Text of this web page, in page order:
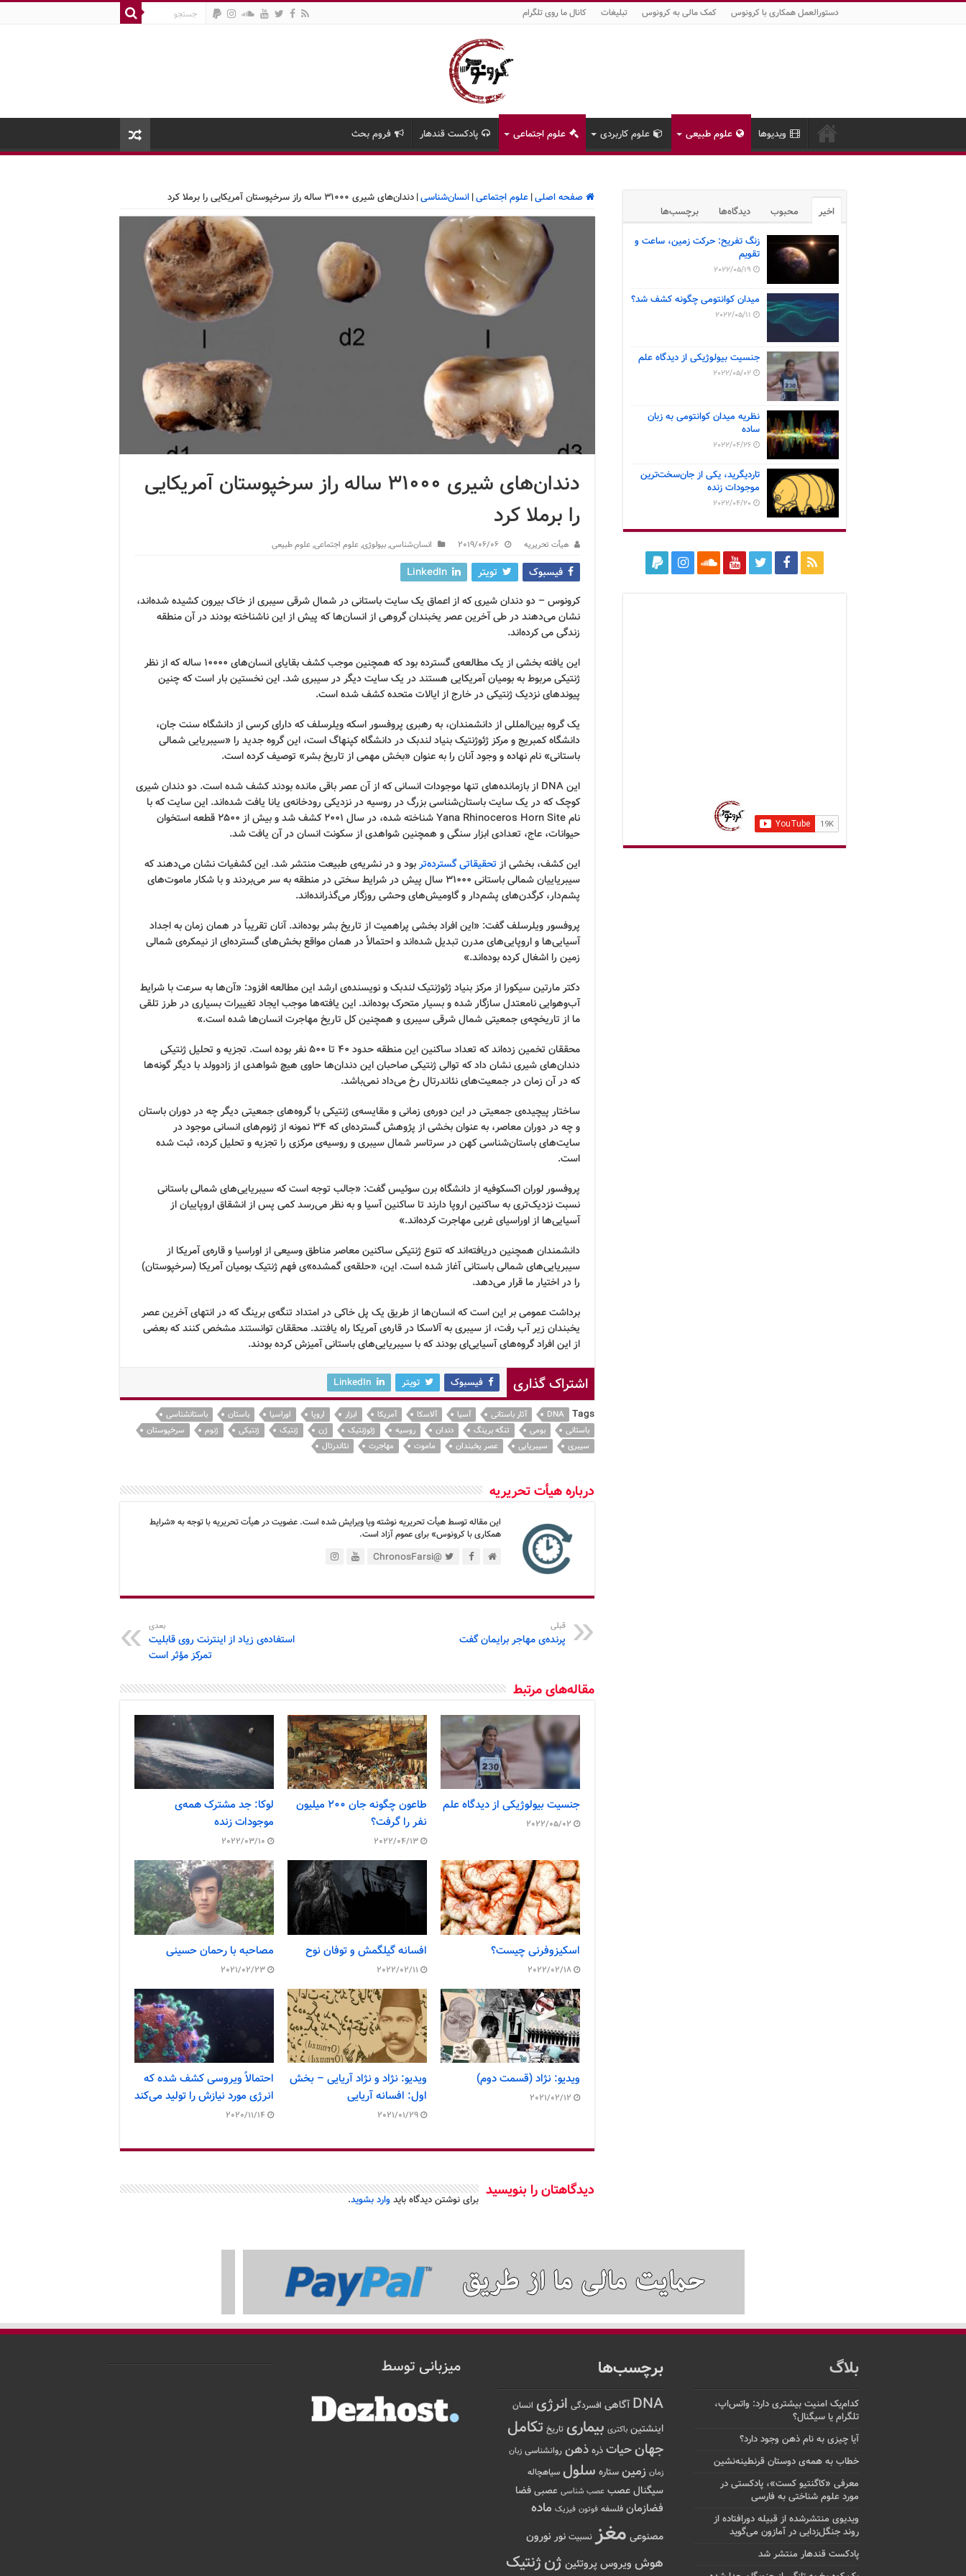
دستورالعمل همکاری با کرونوس کمک مالی به کرونوس تبلیغات کانال ما روی تلگرام
ویدیوها علوم طبیعی علوم کاربردی علوم اجتماعی پادکست قندهار فروم بحث
صفحه اصلی| علوم اجتماعی| انسان‌شناسی| دندان‌های شیری ۳۱۰۰۰ ساله راز سرخپوستان آمریکایی را برملا کرد
دندان‌های شیری ۳۱۰۰۰ ساله راز سرخپوستان آمریکایی
را برملا کرد
هیأت تحریریه 2019/06/06 انسان‌شناسی,بیولوژی,علوم اجتماعی,علوم طبیعی
فیسبوک تویتر
LinkedIn
کرونوس – دو دندان شیری که از اعماق یک سایت باستانی در شمال شرقی سیبری از خاک بیرون کشیده شده‌اند،
نشان می‌دهند در طی آخرین عصر یخبندان گروهی از انسان‌ها که پیش از این ناشناخته بودند در آن منطقه
زندگی می کرده‌اند.
این یافته بخشی از یک مطالعه‌ی گسترده بود که همچنین موجب کشف بقایای انسان‌های 10000 ساله که از نظر
ژنتیکی مربوط به بومیان آمریکایی هستند در یک سایت دیگر در سیبری شد. این نخستین بار است که چنین
پیوندهای نزدیک ژنتیکی در خارج از ایالات متحده کشف شده است.
یک گروه بین‌المللی از دانشمندان، به رهبری پروفسور اسکه ویلرسلف که دارای کرسی از دانشگاه سنت جان،
دانشگاه کمبریج و مرکز ژئوژنتیک بنیاد لندبک در دانشگاه کپنهاگ است، این گروه جدید را «سیبریایی شمالی
باستانی» نام نهاده و وجود آنان را به عنوان «بخش مهمی از تاریخ بشر» توصیف کرده است.
این DNA از بازمانده‌های تنها موجودات انسانی که از آن عصر باقی مانده بودند کشف شده است. دو دندان شیری
کوچک که در یک سایت باستان‌شناسی بزرگ در روسیه در نزدیکی رودخانه‌ی یانا یافت شده‌اند. این سایت که با
نام Yana Rhinoceros Horn Site شناخته شده، در سال 2001 کشف شد و بیش از 2500 قطعه استخوان
حیوانات، عاج، تعدادی ابزار سنگی و همچنین شواهدی از سکونت انسان در آن یافت شد.
این کشف، بخشی ازتحقیقاتی گسترده‌‌تربود و در نشریه‌ی طبیعت منتشر شد. این کشفیات نشان می‌دهند که
سیبریاییان شمالی باستانی 31000 سال پیش در شرایط سختی در منطقه به سر می‌بردند و با شکار ماموت‌های
پشم‌دار، کرگدن‌های پشم‌دار و گاومیش‌های وحشی روزگار می‌گذرانده‌اند.
پروفسور ویلرسلف گفت: «این افراد بخشی پراهمیت از تاریخ بشر بوده‌اند. آنان تقریباً در همان زمان به اجداد
آسیایی‌ها و اروپایی‌های مدرن تبدیل شده‌اند و احتمالاً در همان مواقع بخش‌های گسترده‌ای از نیمکره‌ی شمالی
زمین را اشغال کرده بوده‌اند.»
دکتر مارتین سیکورا از مرکز بنیاد ژئوژنتیک لندبک و نویسنده‌ی ارشد این مطالعه افزود: «آن‌ها به سرعت با شرایط
آب‌وهوایی نامعتدل سازگار شده و بسیار متحرک بوده‌اند. این یافته‌ها موجب ایجاد تغییرات بسیاری در طرز تلقی
ما از تاریخچه‌ی جمعیتی شمال شرقی سیبری و همچنین کل تاریخ مهاجرت انسان‌ها شده است.»
محققان تخمین زده‌اند که تعداد ساکنین این منطقه حدود 40 تا 500 نفر بوده است. تجزیه و تحلیل ژنتیکی
دندان‌های شیری نشان داد که توالی ژنتیکی صاحبان این دندان‌ها حاوی هیچ شواهدی از زادوولد با دیگر گونه‌ها
که در آن زمان در جمعیت‌های نئاندرتال رخ می‌داد نمی‌باشد.
ساختار پیچیده‌ی جمعیتی در این دوره‌ی زمانی و مقایسه‌ی ژنتیکی با گروه‌های جمعیتی دیگر چه در دوران باستان
و چه در دوران معاصر، به عنوان بخشی از پژوهش گسترده‌ای که 34 نمونه از ژنوم‌های انسانی موجود در
سایت‌های باستان‌شناسی کهن در سرتاسر شمال سیبری و روسیه‌ی مرکزی را تجزیه و تحلیل کرده، ثبت شده
است.
پروفسور لوران اکسکوفیه از دانشگاه برن سوئیس گفت: «جالب توجه است که سیبریایی‌های شمالی باستانی
نسبت نزدیک‌تری به ساکنین اروپا دارند تا ساکنین آسیا و به نظر می‌رسد کمی پس از انشقاق اروپاییان از
آسیایی‌ها از اوراسیای غربی مهاجرت کرده‌اند.»
دانشمندان همچنین دریافته‌اند که تنوع ژنتیکی ساکنین معاصر مناطق وسیعی از اوراسیا و قاره‌ی آمریکا از
سیبریایی‌های شمالی باستانی آغاز شده است. این، «حلقه‌ی گمشده»ی فهم ژنتیک بومیان آمریکا (سرخپوستان)
را در اختیار ما قرار می‌دهد.
برداشت عمومی بر این است که انسان‌ها از طریق یک پل خاکی در امتداد تنگه‌ی برینگ که در انتهای آخرین عصر
یخبندان زیر آب رفت، از سیبری به آلاسکا در قاره‌ی آمریکا راه یافتند. محققان توانستند مشخص کنند که بعضی
از این افراد گروه‌های آسیایی‌ای بودند که با سیبریایی‌های باستانی آمیزش کرده بودند.
اشتراک گذاری فیسبوک تویتر LinkedIn
Tags
DNA آثار باستانی آسیا آلاسکا آمریکا ابزار اروپا اوراسیا باستان
باستانشناسی
باستانی
بومی تنگه برینگ دندان روسیه ژئوژنتیک ژن ژنتیک ژنتیکی ژنوم
سرخپوستان
سیبری
سیبریایی عصر یخبندان ماموت مهاجرت نئاندرتال
درباره هیأت تحریریه
این مقاله توسط هیأت تحریریه نوشته ویا ویرایش شده است. عضویت در هیأت تحریریه با توجه به «شرایط
همکاری با کرونوس» برای عموم آزاد است.
@ChronosFarsi
قبلی
پرنده‌ی مهاجر برایمان گفت
بعدی
استفاده‌ی زیاد از اینترنت روی قابلیت
تمرکز مؤثر است
مقاله‌های مرتبط
جنسیت بیولوژیکی از دیدگاه علم
2022/05/02
طاعون چگونه جان ۲۰۰ میلیون
نفر را گرفت؟
2022/04/13
لوکا: جد مشترک همه‌ی
موجودات زنده
2022/03/10
اسکیزوفرنی چیست؟
2022/02/18
افسانه گیلگمش و توفان نوح
2022/02/11
مصاحبه با رحمان حسینی
2021/02/23
ویدیو: نژاد (قسمت دوم)
2021/02/12
ویدیو: نژاد و نژاد آریایی – بخش
اول: افسانه آریایی
2021/01/29
احتمالاً ویروسی کشف شده که
انرژی مورد نیازش را تولید می‌کند
2020/11/14
دیدگاهتان را بنویسید برای نوشتن دیدگاه باید وارد بشوید.
اخیر محبوب دیدگاه‌ها برچسب‌ها
زنگ تفریح: حرکت زمین، ساعت و
تقویم
2022/05/19
میدان کوانتومی چگونه کشف شد؟
2022/05/11
جنسیت بیولوژیکی از دیدگاه علم
2022/05/02
نظریه میدان کوانتومی به زبان
ساده
2022/04/26
تاردیگرید، یکی از جان‌سخت‌ترین
موجودات زنده
2022/04/20
بلاگ
کدام‌یک امنیت بیشتری دارد: واتس‌اپ،
تلگرام یا سیگنال؟
آیا چیزی به نام ذهن وجود دارد؟
خطاب به همه‌ی دوستان قرنطینه‌نشین
معرفی «کاگنتیو کست»، پادکستی در
مورد علوم شناختی به فارسی
ویدیوی منتشرشده از قبیله دورافتاده‌ از
روند جنگل‌زدایی در آمازون می‌گوید
پادکست قندهار منتشر شد
برچسب‌ها
DNA آگاهی افسردگی انرژی انسان
اینشتین باکتری بیماری تاریخ تکامل
جهانحیات ذره ذهن روانشناسی زبان
زمان زمین ستاره سلول سیاهچاله
سیگنالعصب عصب شناسی عصبی فضا
فضازمان فلسفه فوتون فیزیک ماده
مصنوعی مغز نسبیت نور نورون
هوش ویروس پروتئین ژنژنتیک
میزبانی توسط